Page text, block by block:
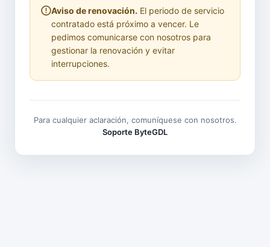
Aviso de renovación. El periodo de servicio
contratado está próximo a vencer. Le
pedimos comunicarse con nosotros para
gestionar la renovación y evitar
interrupciones.
Para cualquier aclaración, comuníquese con nosotros.
Soporte ByteGDL